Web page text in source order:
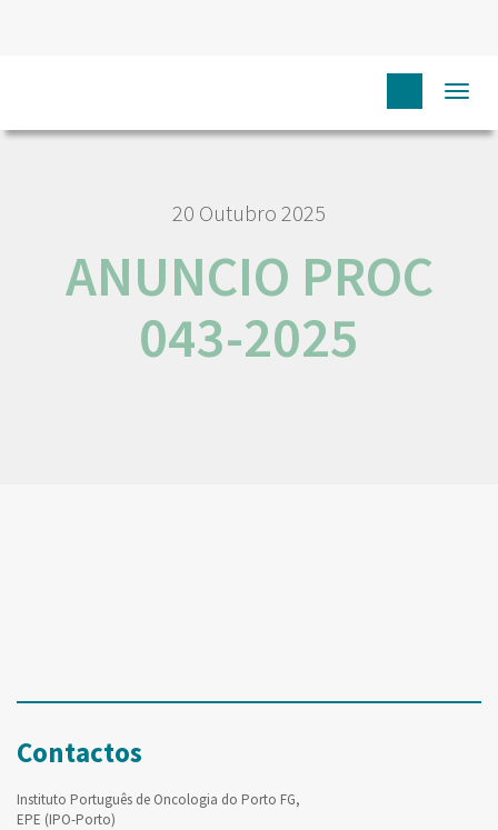
20 Outubro 2025
ANUNCIO PROC
043-2025
Contactos
Instituto Português de Oncologia do Porto FG,
EPE (IPO-Porto)